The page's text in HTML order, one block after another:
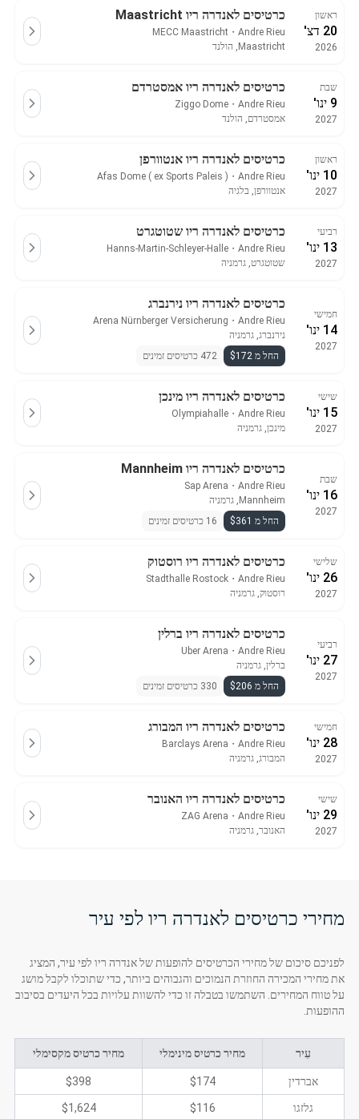
ראשון
20 דצ'
2026
כרטיסים לאנדרה ריו Maastricht
Andre Rieu
・
MECC Maastricht
Maastricht, הולנד
שבת
9 ינו'
2027
כרטיסים לאנדרה ריו אמסטרדם
Andre Rieu
・
Ziggo Dome
אמסטרדם, הולנד
ראשון
10 ינו'
2027
כרטיסים לאנדרה ריו אנטוורפן
Andre Rieu
・
Afas Dome ( ex Sports Paleis )
אנטוורפן, בלגיה
רביעי
13 ינו'
2027
כרטיסים לאנדרה ריו שטוטגרט
Andre Rieu
・
Hanns-Martin-Schleyer-Halle
שטוטגרט, גרמניה
חמישי
14 ינו'
2027
כרטיסים לאנדרה ריו נירנברג
Andre Rieu
・
Arena Nürnberger Versicherung
נירנברג, גרמניה
החל מ $172
472 כרטיסים זמינים
שישי
15 ינו'
2027
כרטיסים לאנדרה ריו מינכן
Andre Rieu
・
Olympiahalle
מינכן, גרמניה
שבת
16 ינו'
2027
כרטיסים לאנדרה ריו Mannheim
Andre Rieu
・
Sap Arena
Mannheim, גרמניה
החל מ $361
16 כרטיסים זמינים
שלישי
26 ינו'
2027
כרטיסים לאנדרה ריו רוסטוק
Andre Rieu
・
Stadthalle Rostock
רוסטוק, גרמניה
רביעי
27 ינו'
2027
כרטיסים לאנדרה ריו ברלין
Andre Rieu
・
Uber Arena
ברלין, גרמניה
החל מ $206
330 כרטיסים זמינים
חמישי
28 ינו'
2027
כרטיסים לאנדרה ריו המבורג
Andre Rieu
・
Barclays Arena
המבורג, גרמניה
שישי
29 ינו'
2027
כרטיסים לאנדרה ריו האנובר
Andre Rieu
・
ZAG Arena
האנובר, גרמניה
מחירי כרטיסים לאנדרה ריו לפי עיר
לפניכם סיכום של מחירי הכרטיסים להופעות של אנדרה ריו לפי עיר, המציג
את מחירי המכירה החוזרת הנמוכים והגבוהים ביותר, כדי שתוכלו לקבל מושג
על טווח המחירים. השתמשו בטבלה זו כדי להשוות עלויות בכל היעדים בסיבוב
ההופעות.
עִיר מחיר כרטיס מינימלי מחיר כרטיס מקסימלי
אברדין $174
$398
גלזגו $116
$1,624